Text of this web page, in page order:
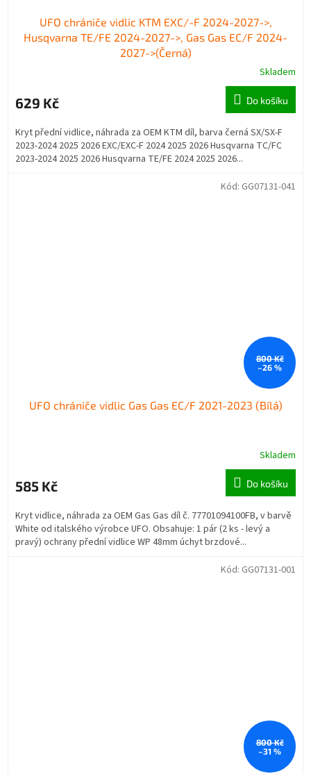
UFO chrániče vidlic KTM EXC/-F 2024-2027->,
Husqvarna TE/FE 2024-2027->, Gas Gas EC/F 2024-
2027->(Černá)
Skladem
629 Kč Do košíku
Kryt přední vidlice, náhrada za OEM KTM díl, barva černá SX/SX-F
2023-2024 2025 2026 EXC/EXC-F 2024 2025 2026 Husqvarna TC/FC
2023-2024 2025 2026 Husqvarna TE/FE 2024 2025 2026...
800 Kč
–26 %
UFO chrániče vidlic Gas Gas EC/F 2021-2023 (Bílá)
Skladem
585 Kč Do košíku
Kryt vidlice, náhrada za OEM Gas Gas díl č. 77701094100FB, v barvě
White od italského výrobce UFO. Obsahuje: 1 pár (2 ks - levý a
pravý) ochrany přední vidlice WP 48mm úchyt brzdové...
Kód: GG07131-041
800 Kč
–31 %
Kód: GG07131-001